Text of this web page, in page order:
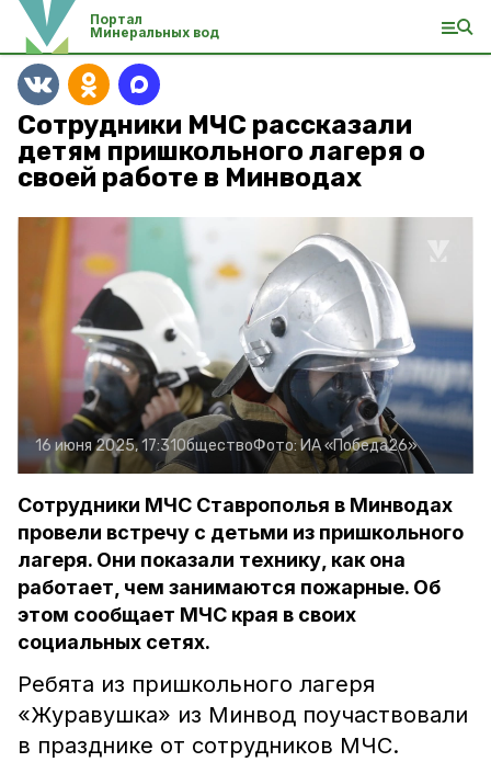
Портал
Минеральных вод
Сотрудники МЧС рассказали
детям пришкольного лагеря о
своей работе в Минводах
16 июня 2025, 17:31ОбществоФото:ИА «Победа26»
Сотрудники МЧС Ставрополья в Минводах
провели встречу с детьми из пришкольного
лагеря. Они показали технику, как она
работает, чем занимаются пожарные. Об
этом сообщает МЧС края в своих
социальных сетях.
Ребята из пришкольного лагеря
«Журавушка» из Минвод поучаствовали
в празднике от сотрудников МЧС.